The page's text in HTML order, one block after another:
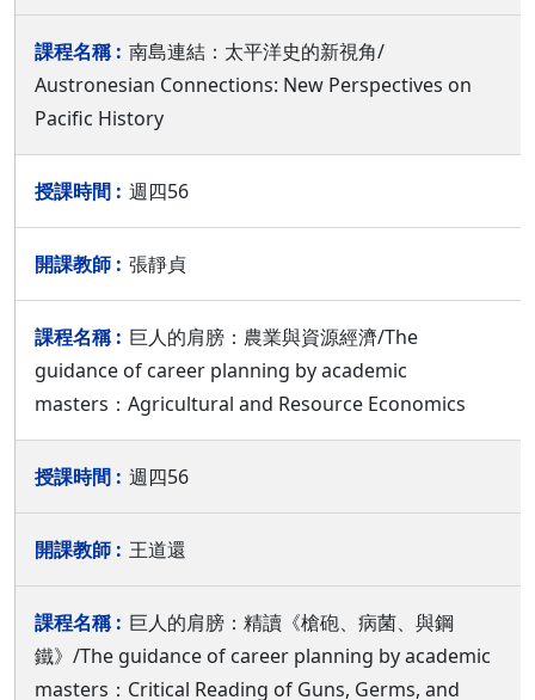
南島連結：太平洋史的新視角/
Austronesian Connections: New Perspectives on
Pacific History
週四56
張靜貞
巨人的肩膀：農業與資源經濟/The
guidance of career planning by academic
masters：Agricultural and Resource Economics
週四56
王道還
巨人的肩膀：精讀《槍砲、病菌、與鋼
鐵》/The guidance of career planning by academic
masters：Critical Reading of Guns, Germs, and